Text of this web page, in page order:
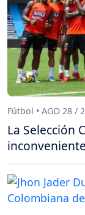
Fútbol • AGO 28 /
La Selección